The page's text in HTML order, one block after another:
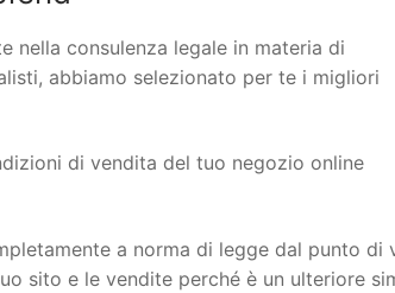
nella consulenza legale in materia di
abbiamo selezionato per te i migliori
di vendita del tuo negozio online
a norma di legge dal punto di
sito e le vendite perché è un ulteriore